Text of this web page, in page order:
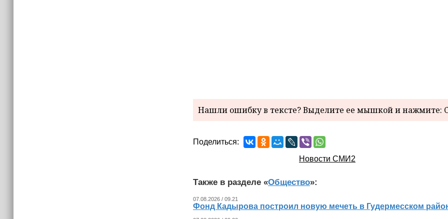
Нашли ошибку в тексте? Выделите ее мышкой и нажмите:
Поделиться:
Новости СМИ2
Также в разделе «Общество»:
07.08.2026 / 09.21
Фонд Кадырова построил новую мечеть в Гудермесском